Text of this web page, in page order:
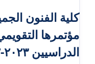
كلية الفنون
مؤتمرها
الدراسيين ٢٠٢٣-٢٠٢٢ ٢٠٢٢-٢٠٢١